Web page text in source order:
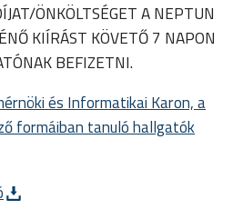
ÖNKÖLTSÉGET A NEPTUN
KIÍRÁST KÖVETŐ 7 NAPON
BEFIZETNI.
és Informatikai Karon, a
formáiban tanuló hallgatók